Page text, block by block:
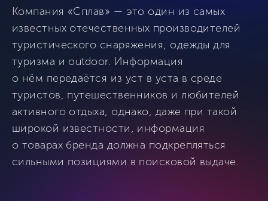
Компания «Сплав» — это один из самых
известных отечественных производителей
туристического снаряжения, одежды для
туризма и outdoor. Информация
о нём передаётся из уст в уста в среде
туристов, путешественников и любителей
активного отдыха, однако, даже при такой
широкой известности, информация
о товарах бренда должна подкрепляться
сильными позициями в поисковой выдаче.